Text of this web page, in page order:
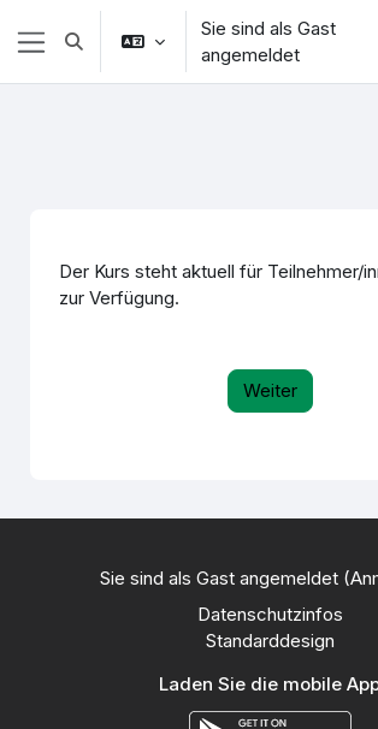
Zum Hauptinhalt
Website-Übersicht
Sucheingabe umschalten
Sie sind als Gast
angemeldet
Der Kurs steht aktuell für Teilnehmer/
zur Verfügung.
Weiter
Sie sind als Gast angemeldet (
Datenschutzinfos
Standarddesign
Laden Sie die mobile